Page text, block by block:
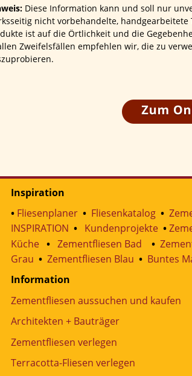
Diese Information kann und soll nur
nicht vorbehandelte, handgearbeitete
ist auf die Örtlichkeit und die
Zweifelsfällen empfehlen wir, die zu
Inspiration
• Fliesenplaner
  •
Fliesenkatalog •
INSPIRATION • Kundenprojekte •
Küche • Zementfliesen Bad •
Grau • Zementfliesen Blau • Buntes
Information
Zementfliesen aussuchen und kaufen
Architekten + Bauträger
Zementfliesen verlegen
Terracotta-Fliesen verlegen